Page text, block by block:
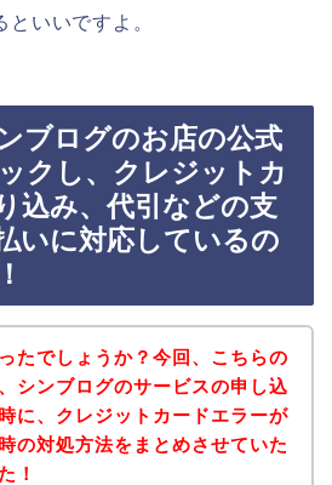
いいですよ。
ブログのお店の公式
クし、クレジットカ
込み、代引などの支
いに対応しているの
たでしょうか？今回、こちらの
シンブログのサービスの申し込
に、クレジットカードエラーが
の対処方法をまとめさせていた
！